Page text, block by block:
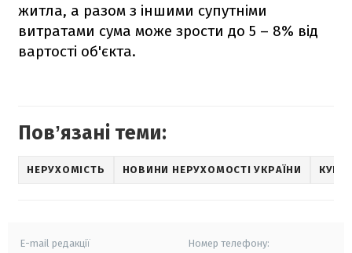
житла, а разом з іншими супутніми
витратами сума може зрости до 5 – 8% від
вартості об'єкта.
Повʼязані теми:
НЕРУХОМІСТЬ НОВИНИ НЕРУХОМОСТІ УКРАЇНИ
E-mail редакції Номер телефону: